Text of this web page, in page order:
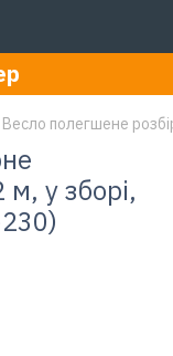
Весло полегшене
у зборі,